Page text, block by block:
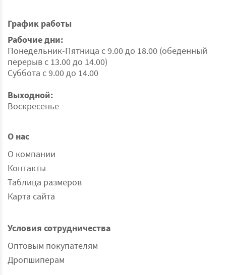
График работы
Рабочие дни:
Понедельник-Пятница с 9.00 до 18.00 (обеденный
перерыв с 13.00 до 14.00)
Суббота с 9.00 до 14.00
Выходной:
Воскресенье
О нас
О компании
Контакты
Таблица размеров
Карта сайта
Условия сотрудничества
Оптовым покупателям
Дропшиперам